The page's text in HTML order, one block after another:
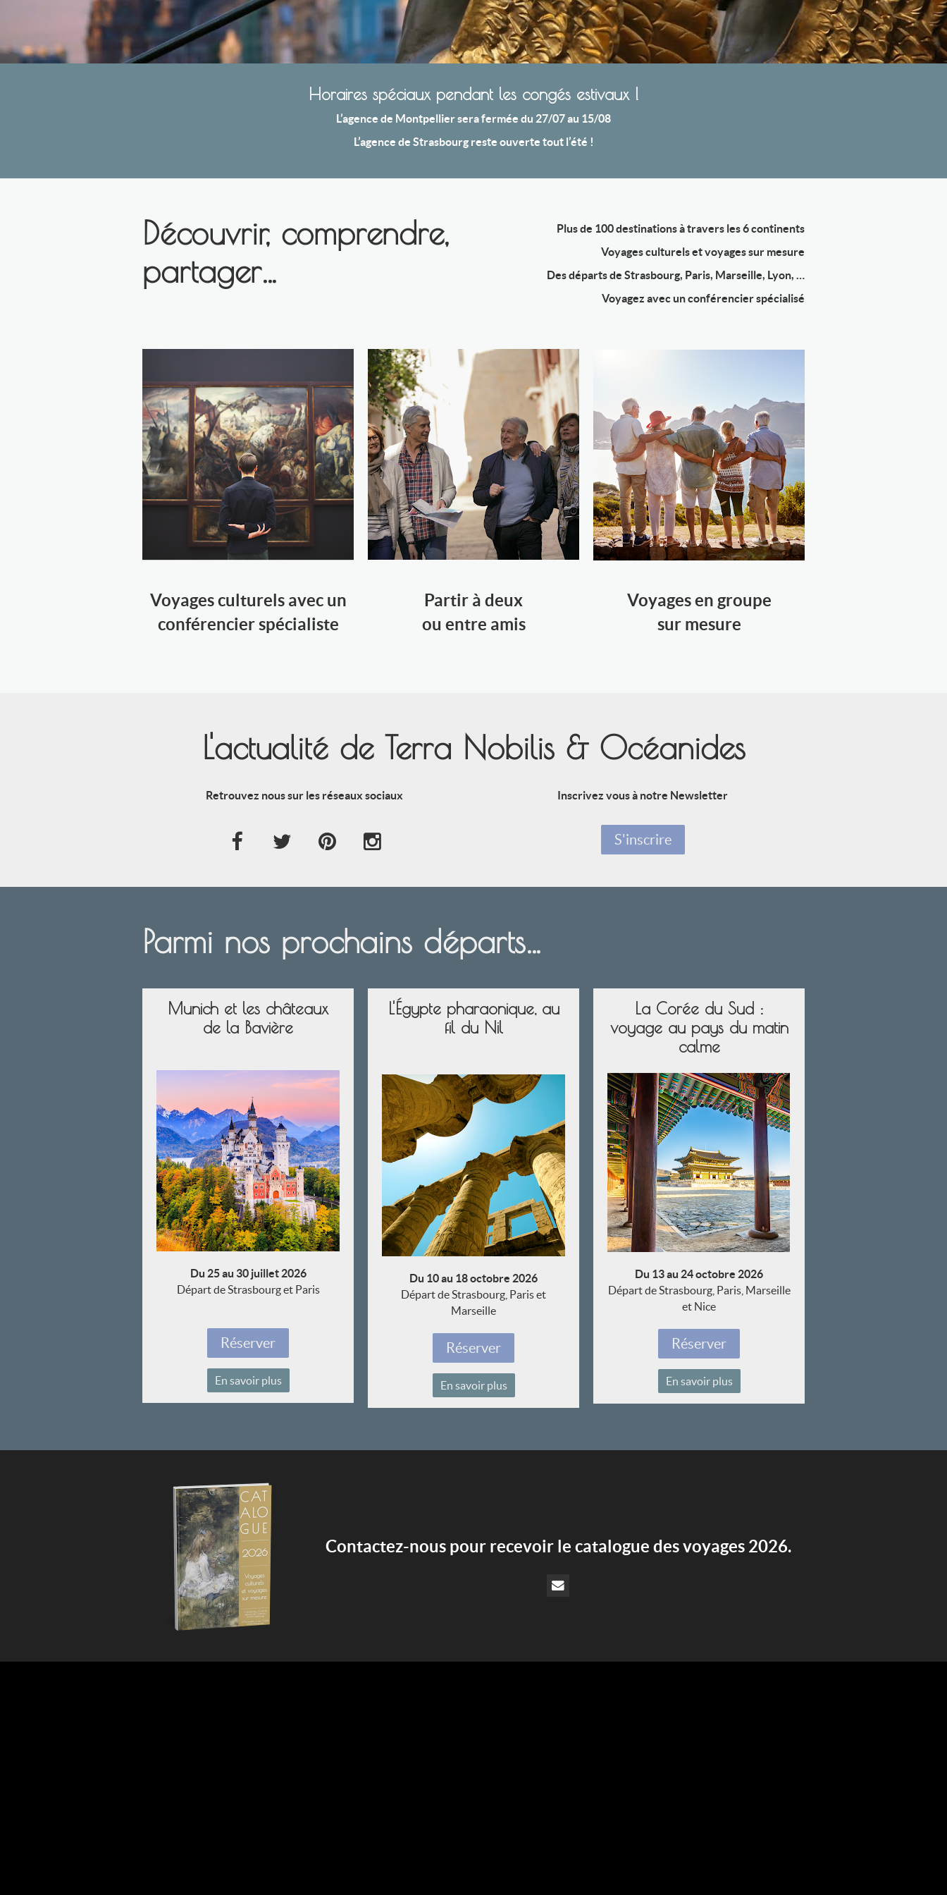
Horaires spéciaux pendant les congés estivaux !
L’agence de Montpellier sera fermée du 27/07 au 15/08
L’agence de Strasbourg reste ouverte tout l’été !
Découvrir, comprendre,
partager…
Plus de 100 destinations à travers les 6 continents
Voyages culturels et voyages sur mesure
Des départs de Strasbourg, Paris, Marseille, Lyon, …
Voyagez avec un conférencier spécialisé
Voyages culturels avec un
conférencier spécialiste
Partir à deux
ou entre amis
Voyages en groupe
sur mesure
L'actualité de Terra Nobilis & Océanides
Retrouvez nous sur les réseaux sociaux Inscrivez vous à notre Newsletter
S'inscrire
Parmi nos prochains départs…
Munich et les châteaux
de la Bavière
Du 25 au 30 juillet 2026
Départ de Strasbourg et Paris
Réserver
En savoir plus
L'Égypte pharaonique, au
fil du Nil
Du 10 au 18 octobre 2026
Départ de Strasbourg, Paris et
Marseille
Réserver
En savoir plus
La Corée du Sud :
voyage au pays du matin
calme
Du 13 au 24 octobre 2026
Départ de Strasbourg, Paris, Marseille
et Nice
Réserver
En savoir plus
Contactez-nous pour recevoir le catalogue des voyages 2026.